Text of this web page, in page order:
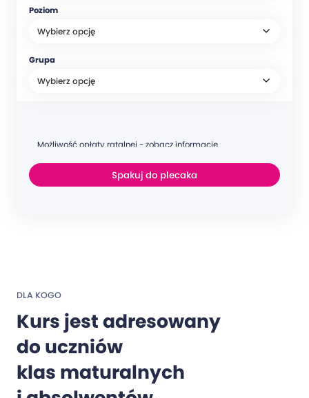
Poziom
Grupa
Możliwość opłaty ratalnej - zobacz informacje
Spakuj do plecaka
DLA KOGO
Kurs jest adresowany
do uczniów
klas maturalnych